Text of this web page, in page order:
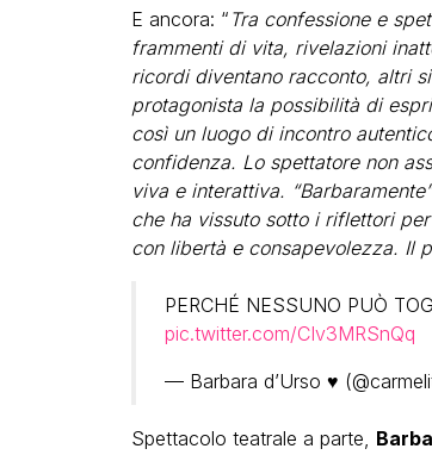
E ancora: “ Tra confessione e
frammenti di vita, rivelazioni
ricordi diventano racconto, altri
protagonista la possibilità di
così un luogo di incontro
confidenza. Lo spettatore non
viva e interattiva.
che ha vissuto sotto i riflettori
con libertà e consapevolezza. Il
PERCHÉ NESSUNO PUÒ
pic.twitter.com/CIv3MRSnQq
— Barbara d’Urso ♥️
Spettacolo teatrale a parte,